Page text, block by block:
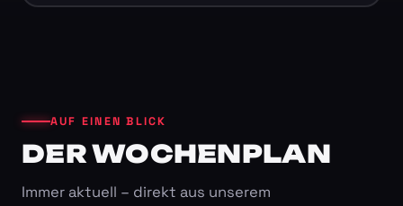
AUF EINEN BLICK
DER WOCHENPLAN
Immer aktuell – direkt aus unserem